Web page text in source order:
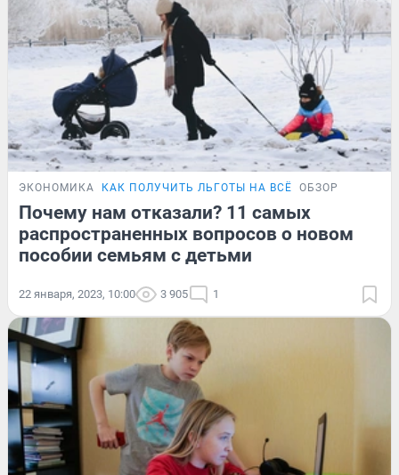
ЭКОНОМИКА КАК ПОЛУЧИТЬ ЛЬГОТЫ НА ВСЁ ОБЗОР
Почему нам отказали? 11 самых
распространенных вопросов о новом
пособии семьям с детьми
22 января, 2023, 10:00 3 905 1